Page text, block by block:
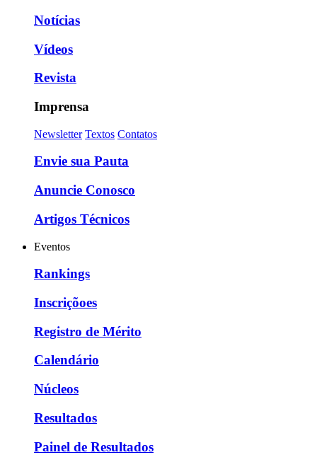
Notícias
Vídeos
Revista
Imprensa
Newsletter Textos Contatos
Envie sua Pauta
Anuncie Conosco
Artigos Técnicos
Eventos
Rankings
Inscriçõoes
Registro de Mérito
Calendário
Núcleos
Resultados
Painel de Resultados